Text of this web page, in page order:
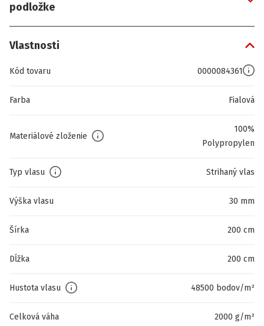
podložke
Vlastnosti
Kód tovaru 0000084361
Farba Fialová
Materiálové zloženie
100%
Polypropylen
Typ vlasu Strihaný vlas
Výška vlasu 30 mm
Šírka 200 cm
Dĺžka 200 cm
Hustota vlasu 48500 bodov/m²
Celková váha 2000 g/m²